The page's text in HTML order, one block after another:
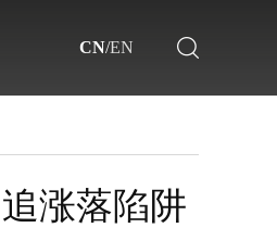
CN/EN
涨落陷阱